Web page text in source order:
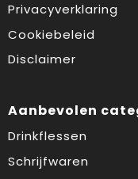
Privacyverklaring
Cookiebeleid
Disclaimer
Aanbevolen
Drinkflessen
Schrijfwaren